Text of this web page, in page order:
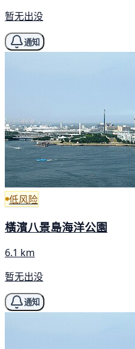
暂无出没
通知
低风险
橫濱八景島海洋公園
6.1 km
暂无出没
通知